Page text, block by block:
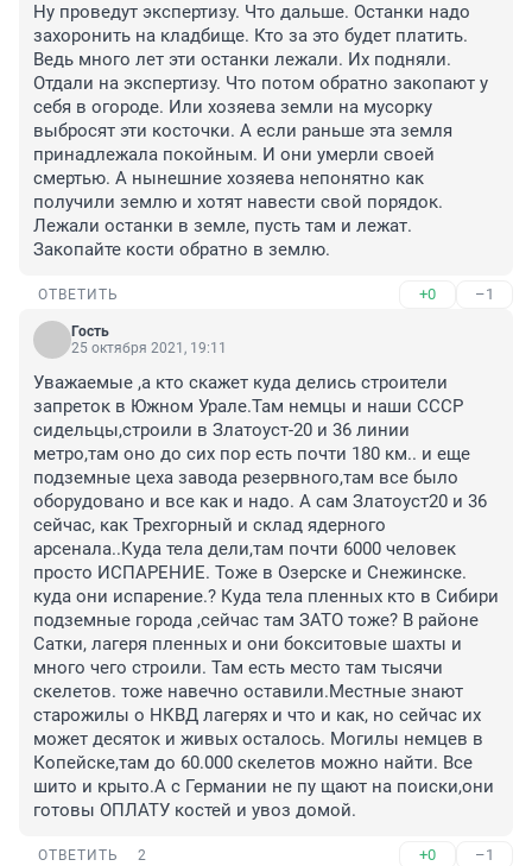
Ну проведут экспертизу. Что дальше. Останки надо
захоронить на кладбище. Кто за это будет платить.
Ведь много лет эти останки лежали. Их подняли.
Отдали на экспертизу. Что потом обратно закопают у
себя в огороде. Или хозяева земли на мусорку
выбросят эти косточки. А если раньше эта земля
принадлежала покойным. И они умерли своей
смертью. А нынешние хозяева непонятно как
получили землю и хотят навести свой порядок.
Лежали останки в земле, пусть там и лежат.
Закопайте кости обратно в землю.
ОТВЕТИТЬ +0 –1
Гость
25 октября 2021, 19:11
Уважаемые ,а кто скажет куда делись строители
запреток в Южном Урале.Там немцы и наши СССР
сидельцы,строили в Златоуст-20 и 36 линии
метро,там оно до сих пор есть почти 180 км.. и еще
подземные цеха завода резервного,там все было
оборудовано и все как и надо. А сам Златоуст20 и 36
сейчас, как Трехгорный и склад ядерного
арсенала..Куда тела дели,там почти 6000 человек
просто ИСПАРЕНИЕ. Тоже в Озерске и Снежинске.
куда они испарение.? Куда тела пленных кто в Сибири
подземные города ,сейчас там ЗАТО тоже? В районе
Сатки, лагеря пленных и они бокситовые шахты и
много чего строили. Там есть место там тысячи
скелетов. тоже навечно оставили.Местные знают
старожилы о НКВД лагерях и что и как, но сейчас их
может десяток и живых осталось. Могилы немцев в
Копейске,там до 60.000 скелетов можно найти. Все
шито и крыто.А с Германии не пу щают на поиски,они
готовы ОПЛАТУ костей и увоз домой.
ОТВЕТИТЬ 2 +0 –1